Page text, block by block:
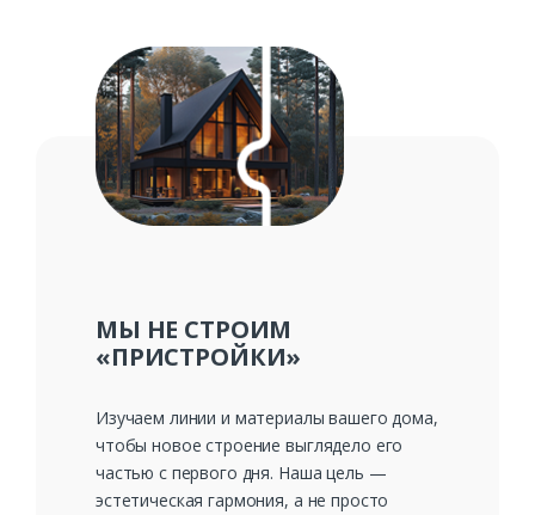
МЫ НЕ СТРОИМ
«ПРИСТРОЙКИ»
Изучаем линии и материалы вашего дома,
чтобы новое строение выглядело его
частью с первого дня. Наша цель —
эстетическая гармония, а не просто